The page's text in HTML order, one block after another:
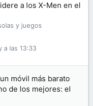
a los X-Men en el
y juegos
a las 13:33
móvil más barato
de los mejores: el